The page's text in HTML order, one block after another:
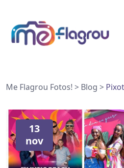
Me Flagrou Fotos! > Blog >
13
nov